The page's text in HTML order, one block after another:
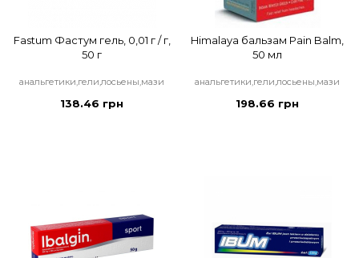
Fastum Фастум гель, 0,01 г / г,
50 г
анальгетики,гели,лосьены,мази
138.46 грн
Himalaya бальзам Pain Balm,
50 мл
анальгетики,гели,лосьены,мази
198.66 грн